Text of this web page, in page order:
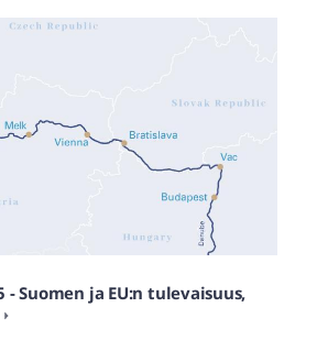
- Suomen ja EU:n tulevaisuus,